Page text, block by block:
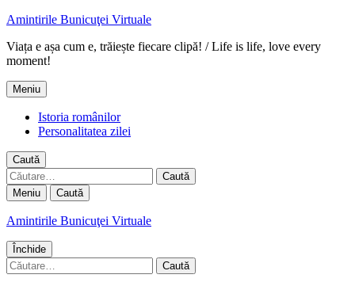
Amintirile Bunicuţei Virtuale
Viața e așa cum e, trăiește fiecare clipă! / Life is life, love every
moment!
Meniu
Istoria românilor
Personalitatea zilei
Caută
Caută
după:
Meniu Caută
Amintirile Bunicuţei Virtuale
Închide
Caută
după: